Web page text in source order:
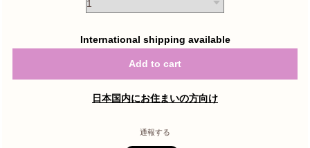
International shipping available
Add to cart
日本国内にお住まいの方向け
通報する